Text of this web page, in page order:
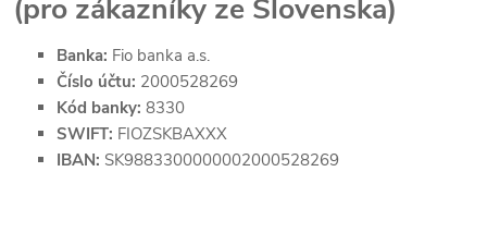
(pro zákazníky ze Slovenska)
Banka: Fio banka a.s.
Číslo účtu: 2000528269
Kód banky: 8330
SWIFT: FIOZSKBAXXX
IBAN: SK9883300000002000528269